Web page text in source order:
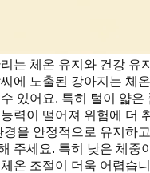
는 체온 유지와 건강 유
에 노출된 강아지는 체
있어요. 특히 털이 얇은
력이 떨어져 위험에 더
경을 안정적으로 유지하
주세요. 특히 낮은 체중
온 조절이 더욱 어렵습